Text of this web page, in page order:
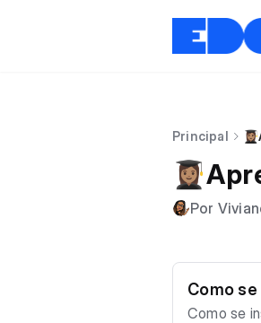
Principal
Por
Como
Como se inscrever no